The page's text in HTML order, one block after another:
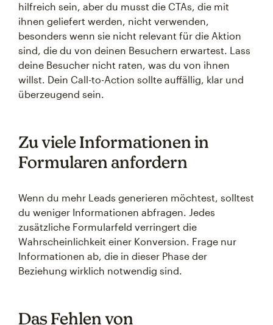
hilfreich sein, aber du musst die CTAs, die mit
ihnen geliefert werden, nicht verwenden,
besonders wenn sie nicht relevant für die Aktion
sind, die du von deinen Besuchern erwartest. Lass
deine Besucher nicht raten, was du von ihnen
willst. Dein Call-to-Action sollte auffällig, klar und
überzeugend sein.
Zu viele Informationen in
Formularen anfordern
Wenn du mehr Leads generieren möchtest, solltest
du weniger Informationen abfragen. Jedes
zusätzliche Formularfeld verringert die
Wahrscheinlichkeit einer Konversion. Frage nur
Informationen ab, die in dieser Phase der
Beziehung wirklich notwendig sind.
Das Fehlen von